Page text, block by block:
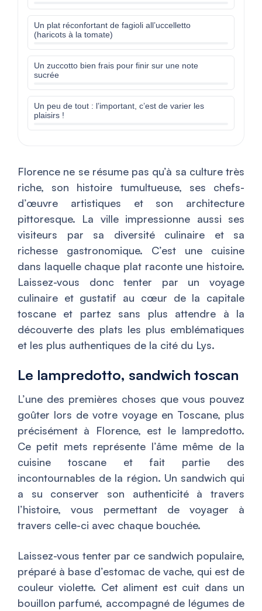
Un plat réconfortant de fagioli all’uccelletto
(haricots à la tomate)
Un zuccotto bien frais pour finir sur une note
sucrée
Un peu de tout : l’important, c’est de varier les
plaisirs !
Florence ne se résume pas qu’à sa culture très
riche, son histoire tumultueuse, ses chefs-
d’œuvre artistiques et son architecture
pittoresque. La ville impressionne aussi ses
visiteurs par sa diversité culinaire et sa
richesse gastronomique. C’est une cuisine
dans laquelle chaque plat raconte une histoire.
Laissez-vous donc tenter par un voyage
culinaire et gustatif au cœur de la capitale
toscane et partez sans plus attendre à la
découverte des plats les plus emblématiques
et les plus authentiques de la cité du Lys.
Le lampredotto, sandwich toscan
L’une des premières choses que vous pouvez
goûter lors de votre voyage en Toscane, plus
précisément à Florence, est le lampredotto.
Ce petit mets représente l’âme même de la
cuisine toscane et fait partie des
incontournables de la région. Un sandwich qui
a su conserver son authenticité à travers
l’histoire, vous permettant de voyager à
travers celle-ci avec chaque bouchée.
Laissez-vous tenter par ce sandwich populaire,
préparé à base d’estomac de vache, qui est de
couleur violette. Cet aliment est cuit dans un
bouillon parfumé, accompagné de légumes de